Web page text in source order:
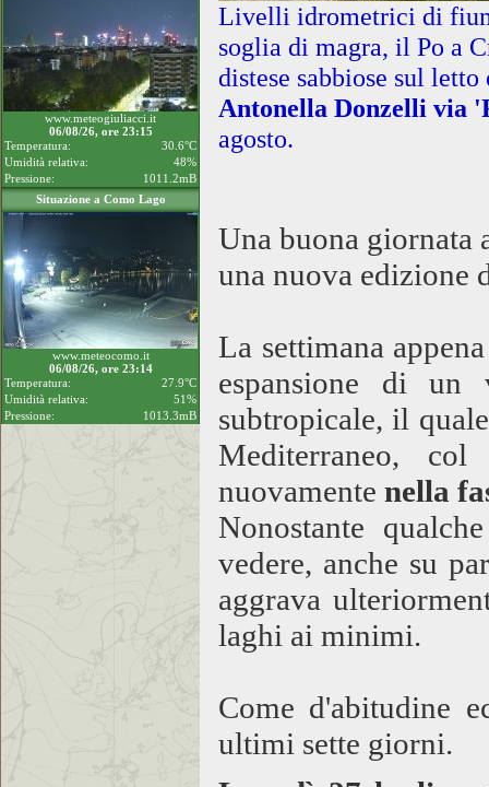
www.meteogiuliacci.it
06/08/26, ore 23:15
Temperatura:
30.6°C
Umidità relativa:
48%
Pressione:
1011.2mB
Situazione a Como Lago
www.meteocomo.it
06/08/26, ore 23:14
Temperatura:
27.9°C
Umidità relativa:
51%
Pressione:
1013.3mB
Livelli idrometrici di
soglia di magra, il Po a
distese sabbiose sul
Antonella Donzelli via
agosto.
Una buona giornata
una nuova edizione
La settimana
espansione di un
subtropicale, il
Mediterraneo,
nuovamente nella
Nonostante
vedere, anche su
aggrava
laghi ai minimi.
Come d'abitudine
ultimi sette giorni.